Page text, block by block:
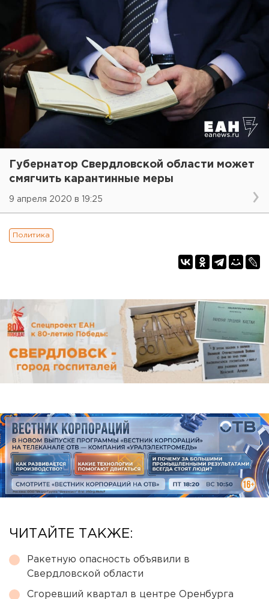
Губернатор Свердловской области может
смягчить карантинные меры
9 апреля 2020 в 19:25
Политика
ЧИТАЙТЕ ТАКЖЕ:
Ракетную опасность объявили в
Свердловской области
Сгоревший квартал в центре Оренбурга